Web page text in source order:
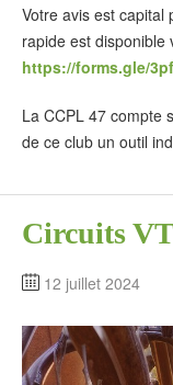
Votre avis est capital
rapide est disponible
https://forms.gle/
La CCPL 47 compte
de ce club un outil
Circuits
12 juillet 2024